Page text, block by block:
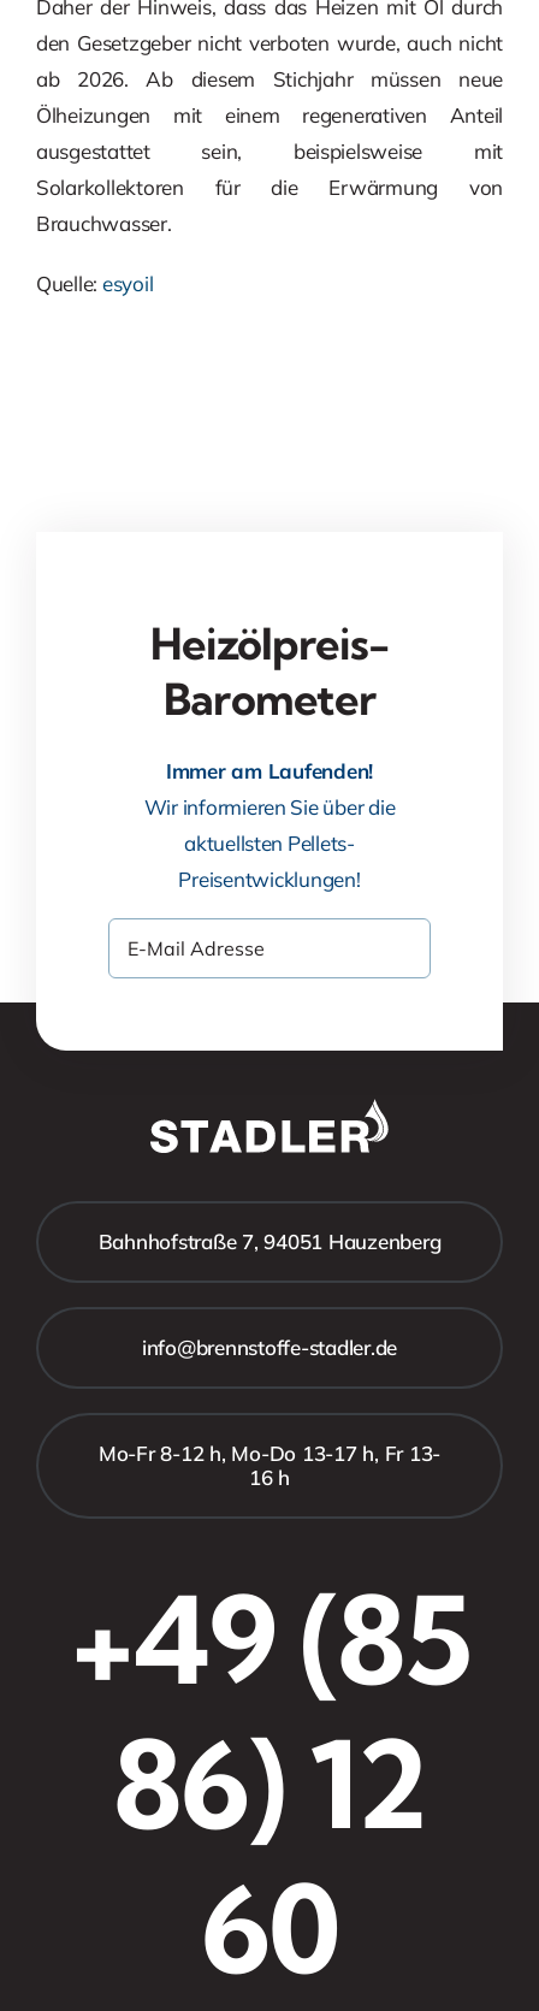
Daher der Hinweis, dass das Heizen mit Öl durch
den Gesetzgeber nicht verboten wurde, auch nicht
ab 2026. Ab diesem Stichjahr müssen neue
Ölheizungen mit einem regenerativen Anteil
ausgestattet sein, beispielsweise mit
Solarkollektoren für die Erwärmung von
Brauchwasser.
Quelle: esyoil
Heizölpreis-
Barometer
Immer am Laufenden!
Wir informieren Sie über die
aktuellsten Pellets-
Preisentwicklungen!
Bahnhofstraße 7, 94051 Hauzenberg
info@brennstoffe-stadler.de
Mo-Fr 8-12 h, Mo-Do 13-17 h, Fr 13-
16 h
+49 (85
86) 12
60